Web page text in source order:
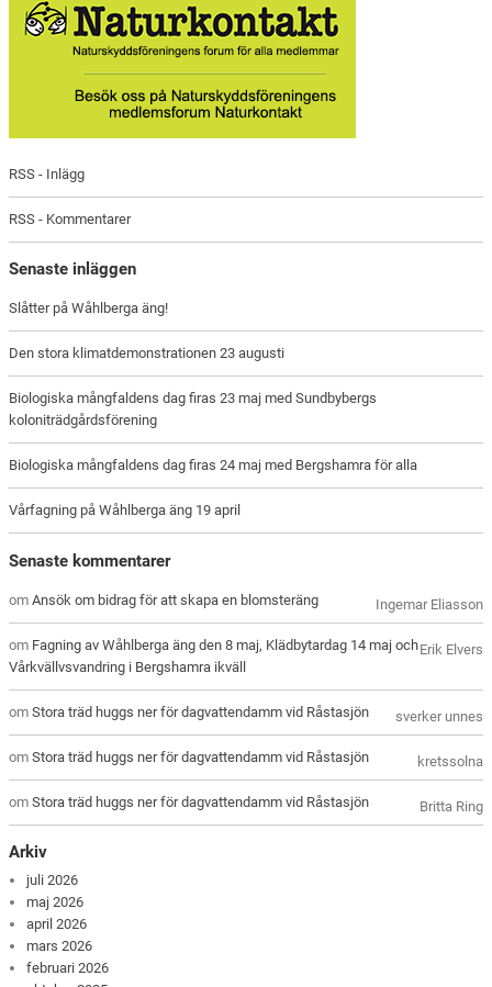
RSS - Inlägg
RSS - Kommentarer
Senaste inläggen
Slåtter på Wåhlberga äng!
Den stora klimatdemonstrationen 23 augusti
Biologiska mångfaldens dag firas 23 maj med Sundbybergs
koloniträdgårdsförening
Biologiska mångfaldens dag firas 24 maj med Bergshamra för alla
Vårfagning på Wåhlberga äng 19 april
Senaste kommentarer
Ingemar Eliasson
omAnsök om bidrag för att skapa en blomsteräng
Erik Elvers
om Fagning av Wåhlberga äng den 8 maj, Klädbytardag 14 maj och
Vårkvällvsvandring i Bergshamra ikväll
sverker unnes
omStora träd huggs ner för dagvattendamm vid Råstasjön
kretssolna
omStora träd huggs ner för dagvattendamm vid Råstasjön
Britta Ring
omStora träd huggs ner för dagvattendamm vid Råstasjön
Arkiv
juli 2026
maj 2026
april 2026
mars 2026
februari 2026